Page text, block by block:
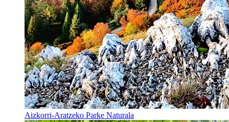
Aizkorri-Aratzeko Parke Naturala